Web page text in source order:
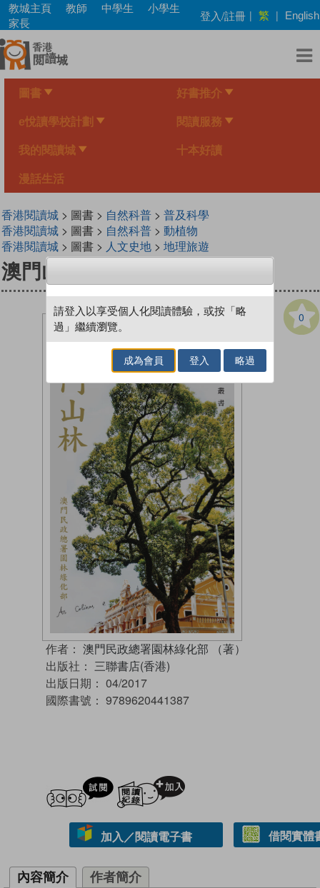
Skip
main
content
教城主頁 教師 中學生
小學生
家長
登入/註冊 | 繁 | English
圖書 好書推介
e悅讀學校計劃 閱讀服務
我的閱讀城 十本好讀
漫話生活
香港閱讀城> 圖書 > 自然科普> 普及科學
香港閱讀城> 圖書 > 自然科普> 動植物
香港閱讀城> 圖書 > 人文史地> 地理旅遊
澳門山林
0
作者： 澳門民政總署園林綠化部 （著）
出版社： 三聯書店(香港)
出版日期： 04/2017
國際書號： 9789620441387
試閲
加入／閱讀電子書 借閱實體
內容簡介 作者簡介
請登入以享受個人化閱讀體驗，或按「略
過」繼續瀏覽。
成為會員 登入 略過